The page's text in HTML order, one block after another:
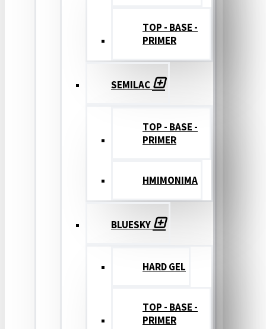
TOP - BASE -
PRIMER
SEMILAC
TOP - BASE -
PRIMER
ΗΜΙΜΟΝΙΜΑ
BLUESKY
HARD GEL
TOP - BASE -
PRIMER